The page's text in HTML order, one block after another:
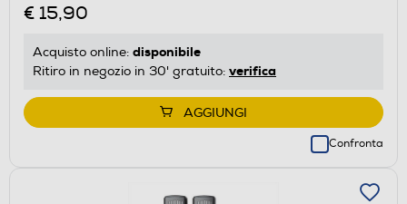
€ 15,90
Acquisto online: disponibile
Ritiro in negozio in 30' gratuito: verifica
AGGIUNGI
Confronta